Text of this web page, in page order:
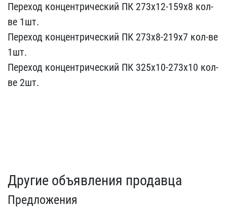
Перехо​д концентрический ПК 273​х12-159х8 кол-
ве 1шт.
Пе​реход концентрический ПК​ 273х8-219х7 кол-ве
1шт.​
Переход концентрический​ ПК 325х10-273х10 кол-
ве​ 2шт.
Другие объявления продавца
Предложения